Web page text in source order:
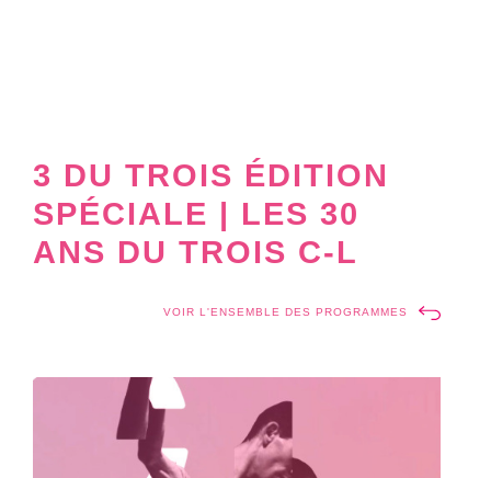
3 DU TROIS ÉDITION
SPÉCIALE | LES 30
ANS DU TROIS C-L
VOIR L'ENSEMBLE DES PROGRAMMES